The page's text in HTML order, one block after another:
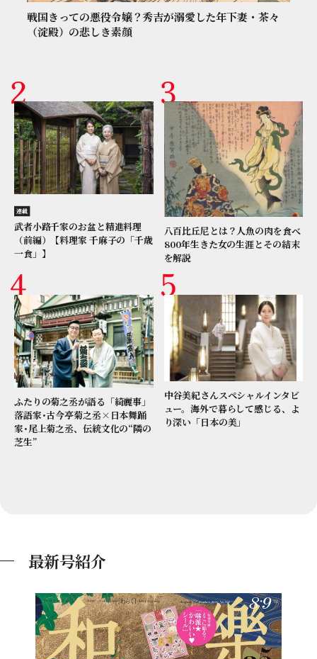
戦国きっての悪役令嬢？秀吉が溺愛した年下妻・茶々
（淀殿）の悲しき素顔
連載
武者小路千家のお盆と精進料理
（前編）【料理家 千麻子の「千歳
一食」】
八百比丘尼とは？人魚の肉を食べ
800年生きた女の生涯とその結末
を解説
ふたりの菊之丞が語る「綺麗事」
落語家･古今亭菊之丞×日本舞踊
家･尾上菊之丞、伝統文化の“隣の
芝生”
中谷美紀さんスペシャルインタビ
ュー。海外で暮らして感じる、よ
り深い「日本の美」
最新号紹介